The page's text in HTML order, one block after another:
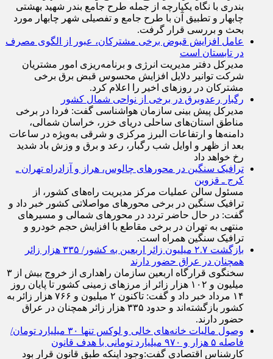
بندری با نگاه یکپارچه از جمله طرح جامع بندر شهید بهشتی
چابهار و تطبیق آن با طرح جامع و تفصیلی شهر چابهار مورد
بحث و بررسی قرار گرفت.
عامل افزایش قبوض برخی مشترکان، عبور از الگوی مصرف
در تابستان است
مدیرکل دفتر مدیریت انرژی و برنامه‌ریزی امور مشتریان
شرکت توانیر دلایل افزایش محسوس قبض برق برخی
مشترکان در روزهای اخیر را اعلام کرد.
رگبار رعدوبرق در برخی از نواحی شمال کشور
مدیرکل پیش بینی سازمان هواشناسی گفت: فردا در برخی
مناطق استان‌های ساحلی دریای خزر، خراسان شمالی،
دامنه‌ها و ارتفاعات البرز مرکزی و شرقی به‌ویژه در ساعات
بعد از ظهر و اوایل شب رگبار، رعد و برق و وزش باد شدید
رخ خواهد داد
ترافیک سنگین در محورهای چالوس، هراز و آزادراه تهران ـ
کرج ـ قزوین
مسئول سالن عملیات مرکز مدیریت راه‌های کشور، از
ترافیک سنگین در برخی محورهای مواصلاتی کشور خبر داد و
گفت: در حال حاضر تردد در محورهای شمالی و مسیرهای
منتهی به تهران در برخی مقاطع با افزایش حجم خودرو و
ترافیک سنگین همراه است.
بازگشت ۲.۷ میلیون زائر اربعین به کشور/ ۳۳۵ هزار زائر
همچنان در عراق حضور دارند
سخنگوی قرارگاه اربعین سازمان راهداری از خروج بیش از ۳
میلیون و ۱۰۲ هزار زائر از مرز‌های زمینی کشور تا پایان روز
۱۴ مرداد خبر داد و گفت: تاکنون ۲ میلیون و ۷۶۶ هزار زائر به
کشور بازگشته‌اند و حدود ۳۳۵ هزار زائر همچنان در عراق
حضور دارند.
وصول مالیات خانه‌های خالی و لوکس تنها ۳۰ میلیارد تومان/
فاصله ۵ هزار و ۹۷۰ میلیارد تومانی با هدف قانون
کارشناس اقتصادی گفت:وجود اینکه طبق قانون قرار بود